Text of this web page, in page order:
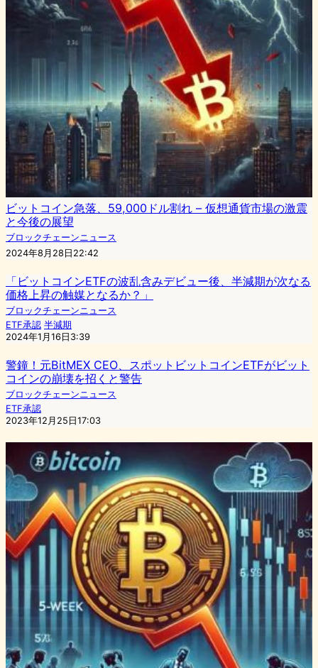
ビットコイン急落、59,000ドル割れ – 仮想通貨市場の激震
と今後の展望
ブロックチェーンニュース
2024年8月28日22:42
「ビットコインETFの波乱含みデビュー後、半減期が次なる
価格上昇の触媒となるか？」
ブロックチェーンニュース
ETF承認 半減期
2024年1月16日3:39
警鐘！元BitMEX CEO、スポットビットコインETFがビット
コインの崩壊を招くと警告
ブロックチェーンニュース
ETF承認
2023年12月25日17:03